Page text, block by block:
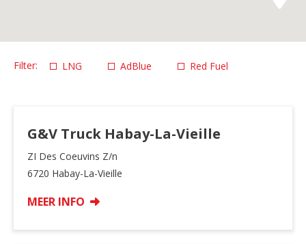
LNG AdBlue Red Fuel
G&V Truck Habay-La-Vieille
ZI Des Coeuvins Z/n
6720 Habay-La-Vieille
MEER INFO